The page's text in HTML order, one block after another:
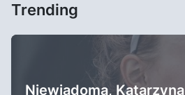
Trending
Niewiadoma, Katarzyna